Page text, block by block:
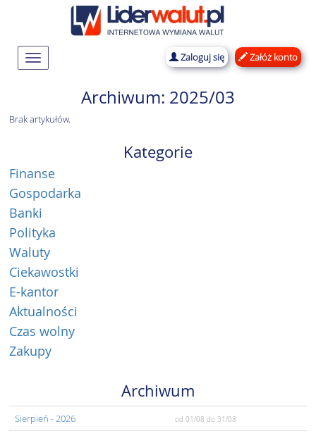
Rozwiń
nawigację
Zaloguj się Załóż konto
Archiwum: 2025/03
Brak artykułów.
Kategorie
Finanse
Gospodarka
Banki
Polityka
Waluty
Ciekawostki
E-kantor
Aktualności
Czas wolny
Zakupy
Archiwum
Sierpień - 2026 od 01/08 do 31/08